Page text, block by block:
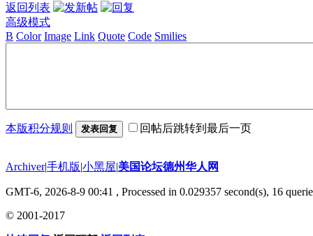
返回列表
高级模式
B Color Image Link Quote Code Smilies
本版积分规则 发表回复 回帖后跳转到最后一页
Archiver|手机版|小黑屋|美国论坛德州华人网
GMT-6, 2026-8-9 00:41 , Processed in 0.029357 second(s), 16
© 2001-2017